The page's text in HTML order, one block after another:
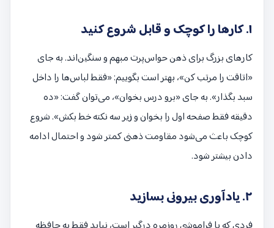
۱. کارها را کوچک و قابل شروع کنید
کارهای بزرگ برای ذهن حواس‌پرت مبهم و سنگین‌اند. به جای
«اتاقت را مرتب کن»، بهتر است بگوییم: «فقط لباس‌ها را داخل
سبد بگذار». به جای «برو درس بخوان»، می‌توان گفت: «ده
دقیقه فقط صفحه اول را بخوان و زیر سه نکته خط بکش». شروع
کوچک باعث می‌شود مقاومت ذهنی کمتر شود و احتمال ادامه
دادن بیشتر شود.
۲. یادآوری بیرونی بسازید